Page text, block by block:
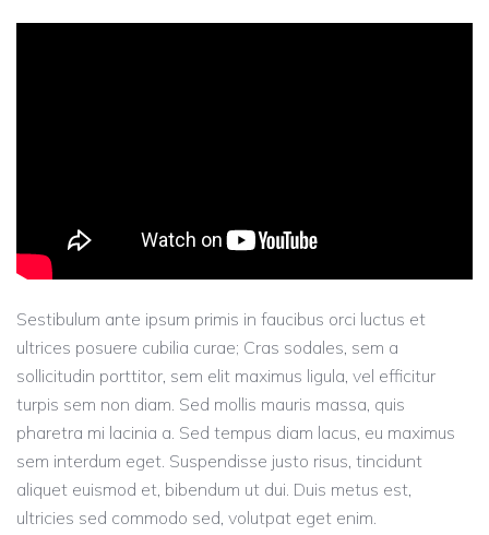
Sestibulum ante ipsum primis in faucibus orci luctus et
ultrices posuere cubilia curae; Cras sodales, sem a
sollicitudin porttitor, sem elit maximus ligula, vel efficitur
turpis sem non diam. Sed mollis mauris massa, quis
pharetra mi lacinia a. Sed tempus diam lacus, eu maximus
sem interdum eget. Suspendisse justo risus, tincidunt
aliquet euismod et, bibendum ut dui. Duis metus est,
ultricies sed commodo sed, volutpat eget enim.